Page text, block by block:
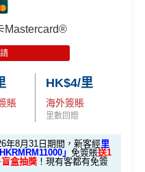
說
交水電煤信用卡串較
確。
任何信息與你到
定產品網站有所出入，
，請參閱相關 金融機構的
本網站產品之比較結果建
接存入合資格客戶的合
單上。
而且
不設上限
Pay
有1%現金回贈
環聯建立正面信貸評級
認可簽賬滿HK$1,000或
里賞金。每1里賞金 ≈ HK
新條件及冷河期
內自動存入至認可信用
取消或持有過任何Citiba
Mastercard®
賬
HK$4/里
海外簽賬
里數回贈
年8月31日期間，新客經里
」 免簽賬送1
盒抽獎 ！現有客都有免簽